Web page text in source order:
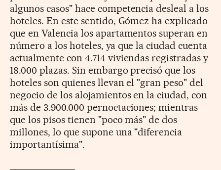
algunos casos" hace competencia desleal a los
hoteles. En este sentido, Gómez ha explicado
que en Valencia los apartamentossuperan en
número a los hoteles, ya que la ciudad cuenta
actualmente con 4.714 viviendas registradas y
18.000 plazas. Sin embargo precisóque los
hoteles son quienes llevan el "gran peso" del
negocio de los alojamientos en la ciudad, con
más de 3.900.000 pernoctaciones; mientras
que los pisos tienen "poco más" de dos
millones, lo que supone una "diferencia
importantísima".